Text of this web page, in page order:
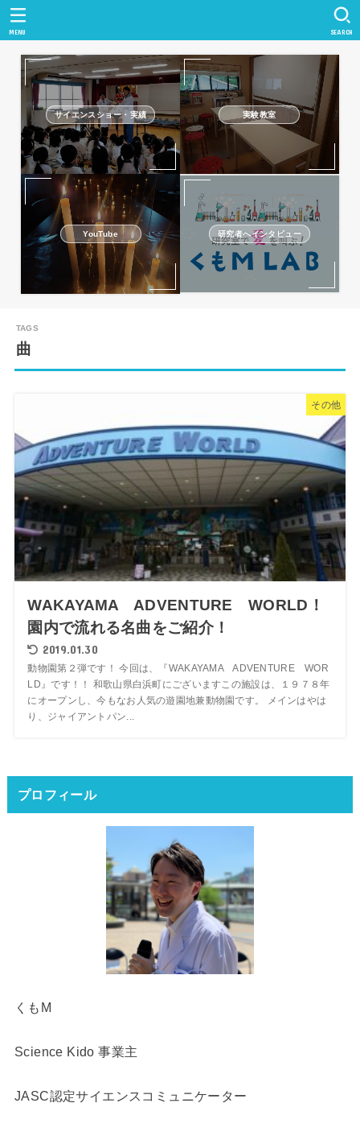
SEARCH
MENU
サイエンスショー・実績 実験教室
YouTube 研究者へインタビュー
曲
その他
WAKAYAMA ADVENTURE WORLD！
園内で流れる名曲をご紹介！
2019.01.30
動物園第２弾です！ 今回は、『WAKAYAMA ADVENTURE WOR
LD』です！！ 和歌山県白浜町にございますこの施設は、１９７８年
にオープンし、今もなお人気の遊園地兼動物園です。 メインはやは
り、ジャイアントパン...
プロフィール
くもM
Science Kido 事業主
JASC認定サイエンスコミュニケーター